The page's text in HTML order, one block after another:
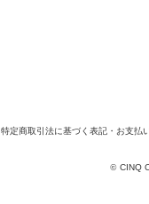
特定商取引法に基づく表記 ・ お支払
© CINQ